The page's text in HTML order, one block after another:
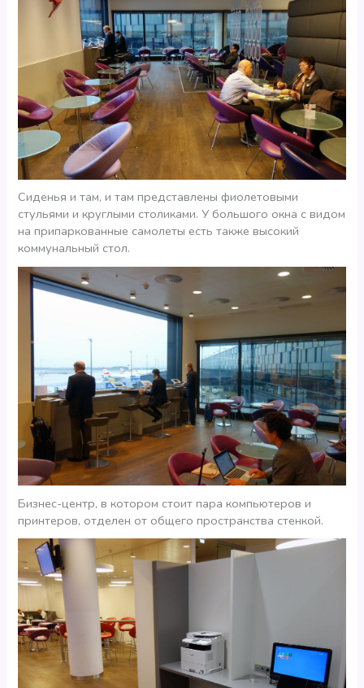
Сиденья и там, и там представлены фиолетовыми
стульями и круглыми столиками. У большого окна с видом
на припаркованные самолеты есть также высокий
коммунальный стол.
Бизнес-центр, в котором стоит пара компьютеров и
принтеров, отделен от общего пространства стенкой.